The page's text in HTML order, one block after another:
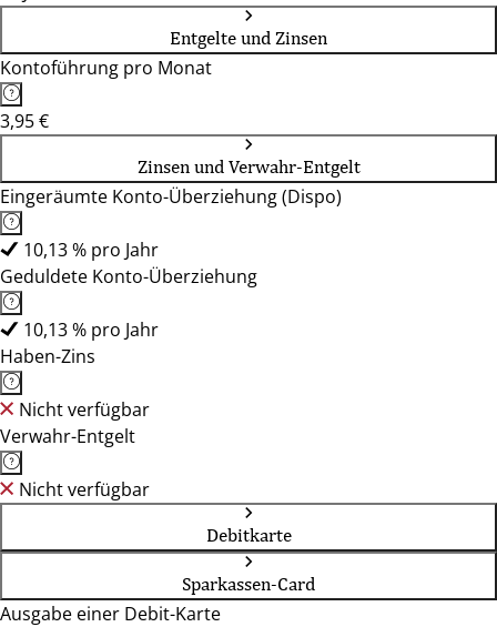
Entgelte und Zinsen
Kontoführung pro Monat
3,95 €
Zinsen und Verwahr-Entgelt
Eingeräumte Konto-Überziehung (Dispo)
10,13 % pro Jahr
Geduldete Konto-Überziehung
10,13 % pro Jahr
Haben-Zins
Nicht verfügbar
Verwahr-Entgelt
Nicht verfügbar
Debitkarte
Sparkassen-Card
Ausgabe einer Debit-Karte